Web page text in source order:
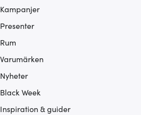
Kampanjer
Presenter
Rum
Varumärken
Nyheter
Black Week
Inspiration & guider